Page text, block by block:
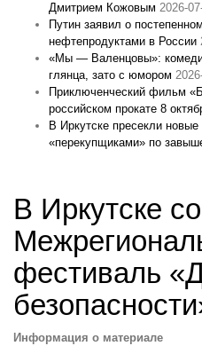
Дмитрием Кожовым 2026-
Путин заявил о
нефтепродуктами в России
«Мы — Валенцовы»:
глянца, зато с юмором
Приключенческий фильм
российском прокате 8
В Иркутске пресекли
«перекупщиками» по
В Иркутске
фестиваль
Информация о материале